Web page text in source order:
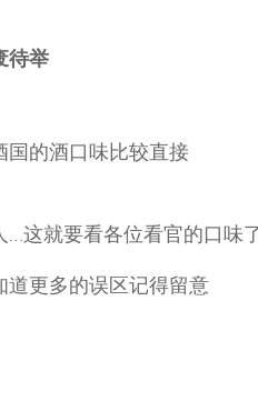
待举
国的酒口味比较直接
这就要看各位看官的口味
道更多的误区记得留意